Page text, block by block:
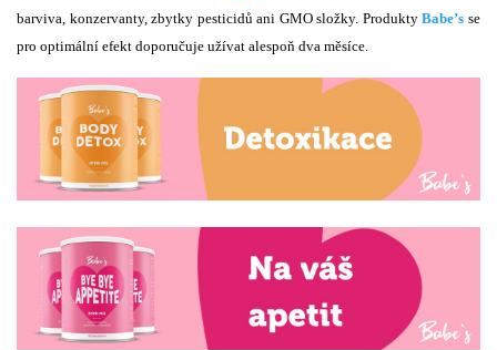
barviva, konzervanty, zbytky pesticidů ani GMO složky. ProduktyBabe’s se
pro optimální efekt doporučuje užívat alespoň dva měsíce.